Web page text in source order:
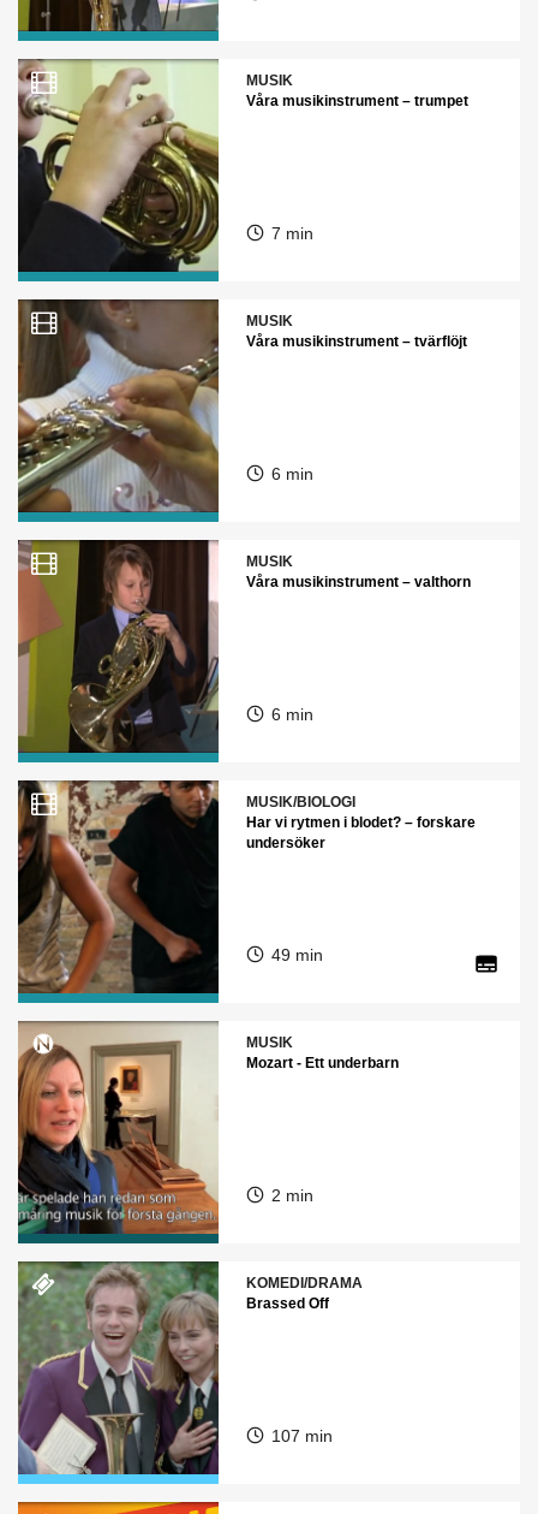
MUSIK
Våra musikinstrument – trumpet
7 min
MUSIK
Våra musikinstrument – tvärflöjt
6 min
MUSIK
Våra musikinstrument – valthorn
6 min
MUSIK/BIOLOGI
Har vi rytmen i blodet? – forskare
undersöker
49 min
MUSIK
Mozart - Ett underbarn
2 min
KOMEDI/DRAMA
Brassed Off
107 min